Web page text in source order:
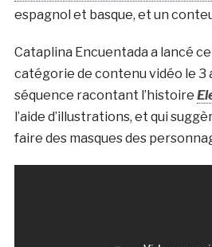
espagnol et basque, et un
Cataplina Encuentada a lancé
catégorie de contenu vidéo le 3
séquence racontant l’histoire
l’aide d’illustrations, et qui
faire des masques des